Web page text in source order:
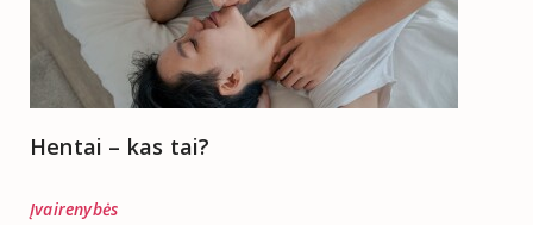
Hentai – kas tai?
Įvairenybės